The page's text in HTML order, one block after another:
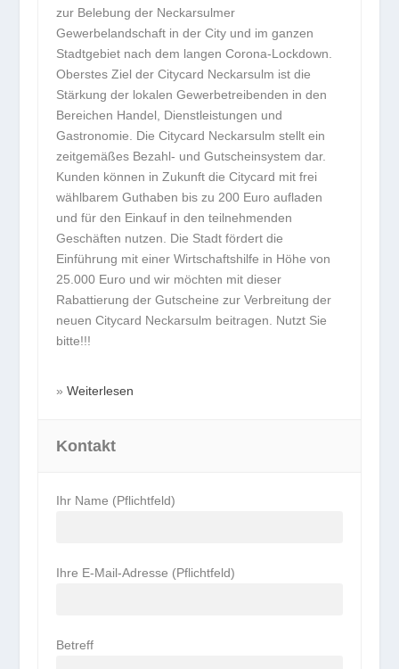
zur Belebung der Neckarsulmer
Gewerbelandschaft in der City und im ganzen
Stadtgebiet nach dem langen Corona-Lockdown.
Oberstes Ziel der Citycard Neckarsulm ist die
Stärkung der lokalen Gewerbetreibenden in den
Bereichen Handel, Dienstleistungen und
Gastronomie. Die Citycard Neckarsulm stellt ein
zeitgemäßes Bezahl- und Gutscheinsystem dar.
Kunden können in Zukunft die Citycard mit frei
wählbarem Guthaben bis zu 200 Euro aufladen
und für den Einkauf in den teilnehmenden
Geschäften nutzen. Die Stadt fördert die
Einführung mit einer Wirtschaftshilfe in Höhe von
25.000 Euro und wir möchten mit dieser
Rabattierung der Gutscheine zur Verbreitung der
neuen Citycard Neckarsulm beitragen. Nutzt Sie
bitte!!!
Weiterlesen
Kontakt
Ihr Name (Pflichtfeld)
Ihre E-Mail-Adresse (Pflichtfeld)
Betreff